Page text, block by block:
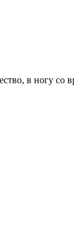
в ногу со